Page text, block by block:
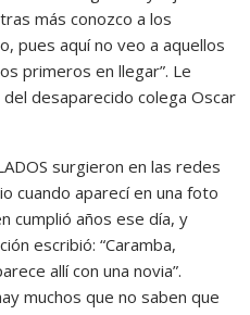
más conozco a los
pues aquí no veo a aquellos
primeros en llegar”. Le
desaparecido colega Oscar
surgieron en las redes
cuando aparecí en una foto
cumplió años ese día, y
escribió: “Caramba,
allí con una novia”.
muchos que no saben que